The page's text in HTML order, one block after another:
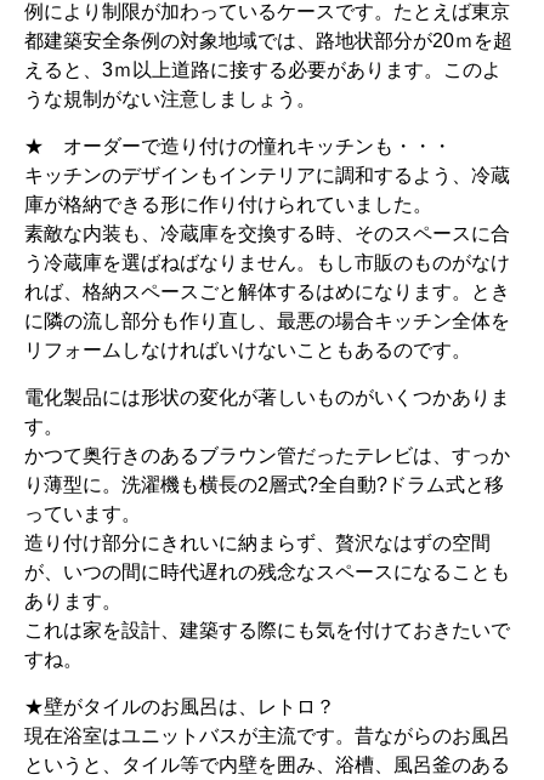
例により制限が加わっているケースです。たとえば東京
都建築安全条例の対象地域では、路地状部分が20ｍを超
えると、3ｍ以上道路に接する必要があります。このよ
うな規制がない注意しましょう。
★ オーダーで造り付けの憧れキッチンも・・・
キッチンのデザインもインテリアに調和するよう、冷蔵
庫が格納できる形に作り付けられていました。
素敵な内装も、冷蔵庫を交換する時、そのスペースに合
う冷蔵庫を選ばねばなりません。もし市販のものがなけ
れば、格納スペースごと解体するはめになります。とき
に隣の流し部分も作り直し、最悪の場合キッチン全体を
リフォームしなければいけないこともあるのです。
電化製品には形状の変化が著しいものがいくつかありま
す。
かつて奥行きのあるブラウン管だったテレビは、すっか
り薄型に。洗濯機も横長の2層式?全自動?ドラム式と移
っています。
造り付け部分にきれいに納まらず、贅沢なはずの空間
が、いつの間に時代遅れの残念なスペースになることも
あります。
これは家を設計、建築する際にも気を付けておきたいで
すね。
★壁がタイルのお風呂は、レトロ？
現在浴室はユニットバスが主流です。昔ながらのお風呂
というと、タイル等で内壁を囲み、浴槽、風呂釜のある